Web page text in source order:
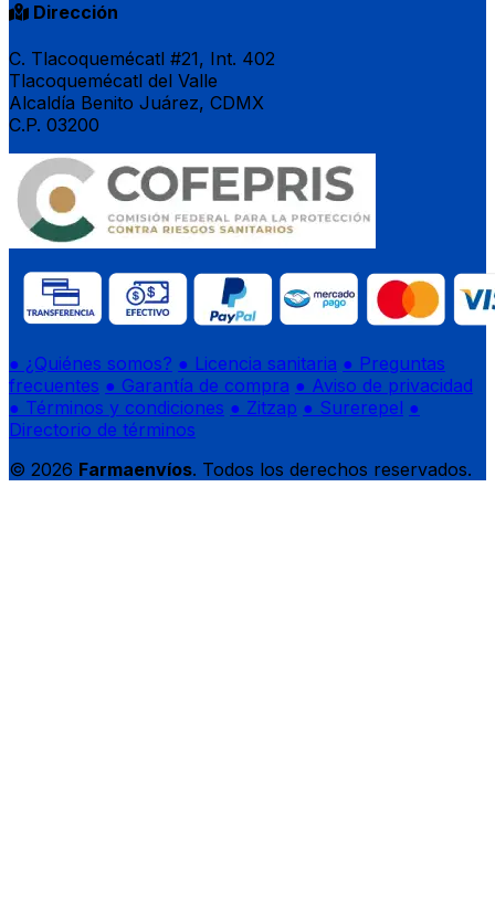
Dirección
C. Tlacoquemécatl #21, Int. 402
Tlacoquemécatl del Valle
Alcaldía Benito Juárez, CDMX
C.P. 03200
● ¿Quiénes somos? ● Licencia sanitaria ● Preguntas
frecuentes ● Garantía de compra ● Aviso de privacidad
● Términos y condiciones ● Zitzap ● Surerepel ●
Directorio de términos
© 2026 Farmaenvíos. Todos los derechos reservados.